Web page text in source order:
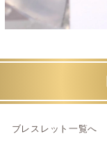
ブレスレット一覧へ